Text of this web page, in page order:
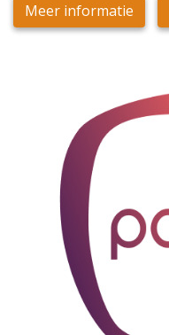
Meer informatie